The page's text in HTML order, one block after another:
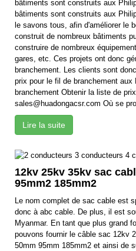
bâtiments sont construits aux
bâtiments sont construits aux
le savons tous, afin d'améliorer le
construit de nombreux bâtiments
construire de nombreux
gares, etc. Ces projets ont donc
branchement. Les clients sont
prix pour le fil de branchement
branchement Obtenir la liste de
sales@huadongacsr.com Où se
Lire la suite
12kv 25kv 35kv sac
95mm2 185mm2
Le nom complet de sac cable est
donc à abc cable. De plus, il est
Myanmar. En tant que plus grand
pouvons fournir le câble sac 12kv
50mm 95mm 185mm2 et ainsi de